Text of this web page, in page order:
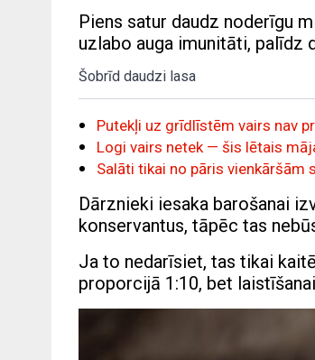
Piens satur daudz noderīgu
uzlabo auga imunitāti, palīdz
Šobrīd daudzi lasa
Putekļi uz grīdlīstēm vairs nav
Logi vairs netek — šis lētais
Salāti tikai no pāris vienkāršām
Dārznieki iesaka barošanai
konservantus, tāpēc tas
Ja to nedarīsiet, tas tikai
proporcijā 1:10, bet